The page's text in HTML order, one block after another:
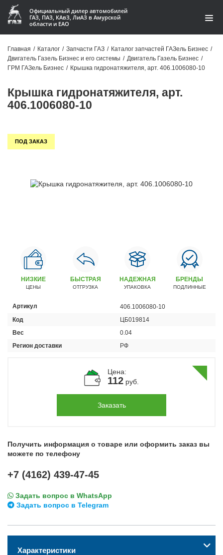
Официальный дилер автомобилей
ГАЗ, ПАЗ, КАвЗ, ЛиАЗ в Амурской
области и ЕАО
Акции
О компании
Контакты
Доставка
Статьи
+7 (4162) 22-95-09
Запчасти
+7 (4162) 22-95-79
Сервисный центр
+7 (4162) 22–95–69
График работы: ПН-ПТ с 8.30 до 18.00 (+6 по МСК)
График работы сервис: ПН-СБ с 8.30 до 20.00
Главная / Каталог / Запчасти ГАЗ / Каталог запчастей ГАЗель Бизнес /
Двигатель Газель Бизнес и его системы / Двигатель Газель Бизнес /
ГРМ ГАЗель Бизнес / Крышка гидронатяжителя, арт. 406.1006080-10
Крышка гидронатяжителя, арт.
406.1006080-10
ПОД ЗАКАЗ
НИЗКИЕ
ЦЕНЫ
БЫСТРАЯ
ОТГРУЗКА
НАДЕЖНАЯ
УПАКОВКА
БРЕНДЫ
ПОДЛИННЫЕ
Артикул
406.1006080-10
Код
ЦБ019814
Вес
0.04
Регион доставки
РФ
Цена:
112 руб.
Заказать
Получить информация о товаре или оформить заказ вы
можете по телефону
+7 (4162) 439-47-45
Задать вопрос в WhatsApp
Задать вопрос в Telegram
Характеристики